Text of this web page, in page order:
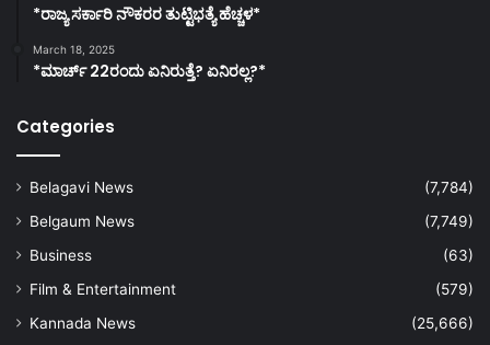
*ರಾಜ್ಯ ಸರ್ಕಾರಿ ನೌಕರರ ತುಟ್ಟಿಭತ್ಯೆ ಹೆಚ್ಚಳ*
March 18, 2025
*ಮಾರ್ಚ್ 22ರಂದು ಏನಿರುತ್ತೆ? ಏನಿರಲ್ಲ?*
Categories
Belagavi News
(7,784)
Belgaum News
(7,749)
Business
(63)
Film & Entertainment
(579)
Kannada News
(25,666)